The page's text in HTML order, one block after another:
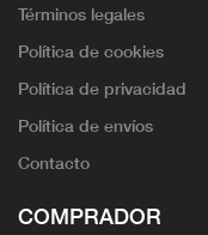
Términos legales
Política de cookies
Política de privacidad
Política de envíos
Contacto
COMPRADOR